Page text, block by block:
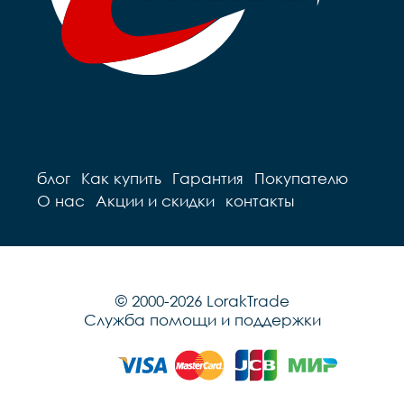
блог Как купить Гарантия
Покупателю
О нас
Акции и скидки контакты
© 2000-2026 LorakTrade
Служба помощи и поддержки